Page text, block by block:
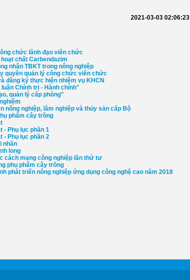
2021-03-03 02:06:23
chức lãnh đạo viên chức
chất Carbendazim
nhận TBKT trong nông nghiệp
quyền quản lý công chức viên chức
đăng ký thực hiện nhiệm vụ KHCN
Chính trị - Hành chính"
quản lý cấp phòng"
nông nghiệp, lâm nghiệp và thủy sản cấp Bộ
phẩm cây trồng
- Phụ lục phần 1
- Phụ lục phần 2
nhãn
long
cách mạng công nghiệp lần thứ tư
phụ phẩm cây trồng
phát triển nông nghiệp ứng dụng công nghệ cao năm 2018